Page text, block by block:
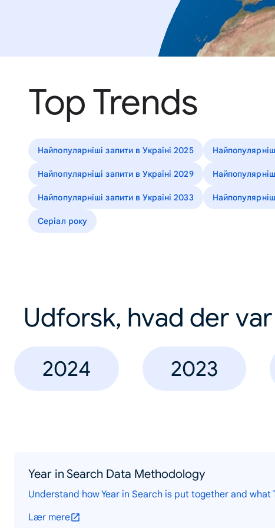
Top Trends
Найпопулярніші запити в Україні 2025
Найпопулярніші запити в Україні 2029
Найпопулярніші запити в Україні 2033
Серіал року
Udforsk, hvad der
2024 2023
Year in Search Data Methodology
Understand how Year in Search is put together and what
Lær mere